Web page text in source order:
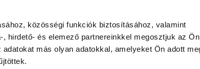
közösségi funkciók biztosításához, valamint
hirdető- és elemező partnereinkkel megosztjuk az Ön
más olyan adatokkal, amelyeket Ön adott
→
Pályázatok
→
Kapcsolat
+36 34 200 482